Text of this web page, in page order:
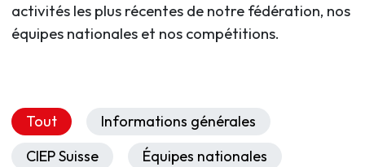
activités les plus récentes de notre fédération, nos
équipes nationales et nos compétitions.
Tout
Informations générales
CIEP Suisse
Équipes nationales